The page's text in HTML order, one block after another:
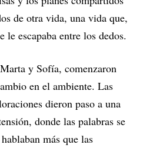
de otra vida, una vida que,
le escapaba entre los dedos.
y Sofía, comenzaron
en el ambiente. Las
dieron paso a una
donde las palabras se
más que las